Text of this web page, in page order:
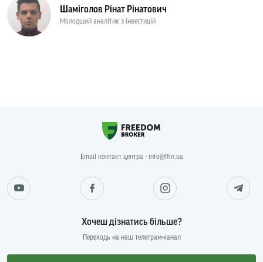
Шаміголов Рінат Рінатович
Молодший аналітик з інвестицій
Email контакт центра - info@ffin.ua
Хочеш дізнатись більше?
Переходь на наш телеграм-канал